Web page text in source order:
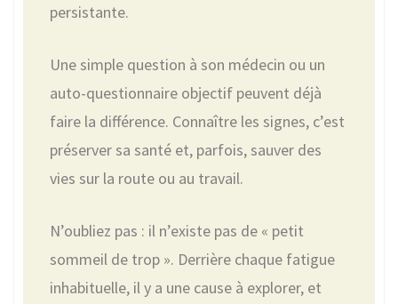
persistante.
Une simple question à son médecin ou un
auto-questionnaire objectif peuvent déjà
faire la différence. Connaître les signes, c’est
préserver sa santé et, parfois, sauver des
vies sur la route ou au travail.
N’oubliez pas : il n’existe pas de « petit
sommeil de trop ». Derrière chaque fatigue
inhabituelle, il y a une cause à explorer, et